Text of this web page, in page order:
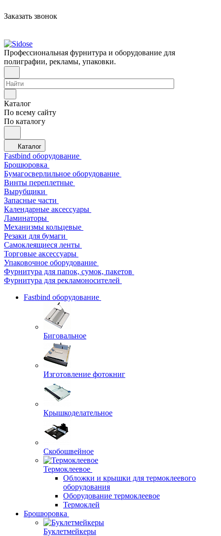
Заказать звонок
Профессиональная фурнитура и оборудование для
полиграфии, рекламы, упаковки.
Каталог
По всему сайту
По каталогу
Каталог
Fastbind оборудование
Брошюровка
Бумагосверлильное оборудование
Винты переплетные
Вырубщики
Запасные части
Календарные аксессуары
Ламинаторы
Механизмы кольцевые
Резаки для бумаги
Самоклеящиеся ленты
Торговые аксессуары
Упаковочное оборудование
Фурнитура для папок, сумок, пакетов
Фурнитура для рекламоносителей
Fastbind оборудование
Биговальное
Изготовление фотокниг
Крышкоделательное
Скобошвейное
Термоклеевое
Обложки и крышки для термоклеевого
оборудования
Оборудование термоклеевое
Термоклей
Брошюровка
Буклетмейкеры